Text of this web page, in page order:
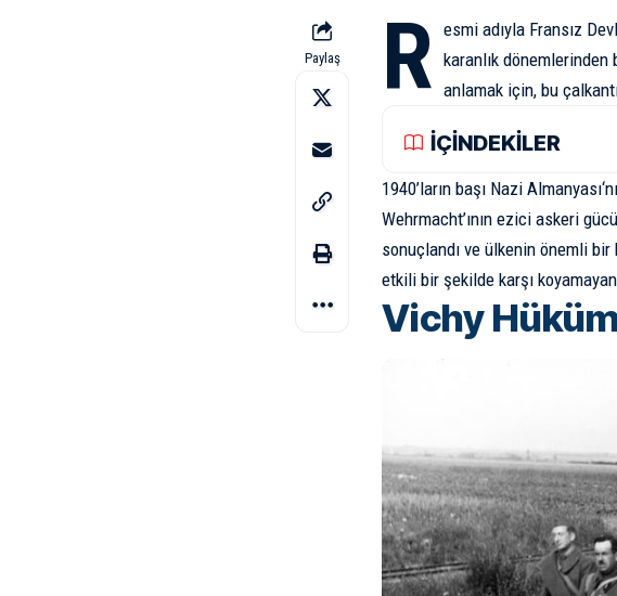
Paylaş R esmi adıyla Fransız
karanlık dönemlerinden
anlamak için, bu
İÇİNDEKİLER
1940’ların başı Nazi Almanyası
Wehrmacht’ının ezici askeri
sonuçlandı ve ülkenin önemli
etkili bir şekilde karşı
Vichy